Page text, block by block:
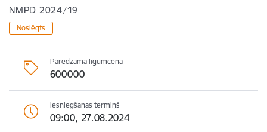
NMPD 2024/19
Noslēgts
Paredzamā līgumcena
600000
Iesniegšanas termiņš
09:00, 27.08.2024